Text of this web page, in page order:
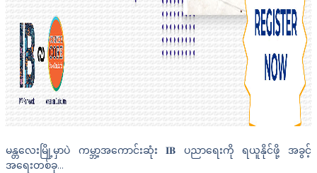
မန္တလေးမြို့မှာပဲ ကမ္ဘာ့အကောင်းဆုံး 𝐈𝐁 ပညာရေးကို ရယူနိုင်ဖို့ အခွင့်
အရေးတစ်ခု…